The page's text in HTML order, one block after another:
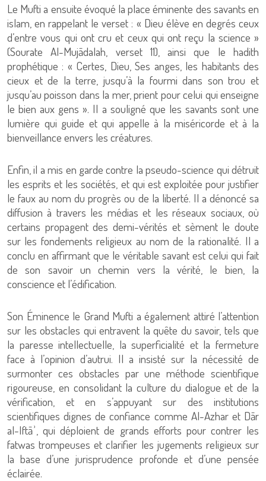
Le Mufti a ensuite évoqué la place éminente des savants en
islam, en rappelant le verset : « Dieu élève en degrés ceux
d’entre vous qui ont cru et ceux qui ont reçu la science »
(Sourate Al-Mujādalah, verset 11), ainsi que le hadith
prophétique : « Certes, Dieu, Ses anges, les habitants des
cieux et de la terre, jusqu’à la fourmi dans son trou et
jusqu’au poisson dans la mer, prient pour celui qui enseigne
le bien aux gens ». Il a souligné que les savants sont une
lumière qui guide et qui appelle à la miséricorde et à la
bienveillance envers les créatures.
Enfin, il a mis en garde contre la pseudo-science qui détruit
les esprits et les sociétés, et qui est exploitée pour justifier
le faux au nom du progrès ou de la liberté. Il a dénoncé sa
diffusion à travers les médias et les réseaux sociaux, où
certains propagent des demi-vérités et sèment le doute
sur les fondements religieux au nom de la rationalité. Il a
conclu en affirmant que le véritable savant est celui qui fait
de son savoir un chemin vers la vérité, le bien, la
conscience et l’édification.
Son Éminence le Grand Mufti a également attiré l’attention
sur les obstacles qui entravent la quête du savoir, tels que
la paresse intellectuelle, la superficialité et la fermeture
face à l’opinion d’autrui. Il a insisté sur la nécessité de
surmonter ces obstacles par une méthode scientifique
rigoureuse, en consolidant la culture du dialogue et de la
vérification, et en s’appuyant sur des institutions
scientifiques dignes de confiance comme Al-Azhar et Dār
al-Iftāʾ, qui déploient de grands efforts pour contrer les
fatwas trompeuses et clarifier les jugements religieux sur
la base d’une jurisprudence profonde et d’une pensée
éclairée.